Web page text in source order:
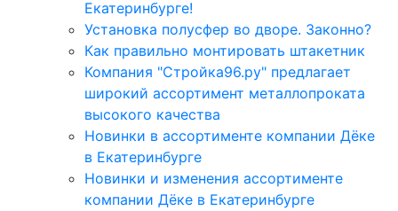
Екатеринбурге!
Установка полусфер во дворе. Законно?
Как правильно монтировать штакетник
Компания "Стройка96.ру" предлагает
широкий ассортимент металлопроката
высокого качества
Новинки в ассортименте компании Дёке
в Екатеринбурге
Новинки и изменения ассортименте
компании Дёке в Екатеринбурге